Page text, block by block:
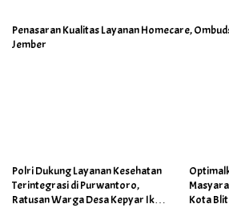
Penasaran Kualitas Layanan Homecare,
Jember
Polri Dukung Layanan Kesehatan
Terintegrasi di Purwantoro,
Ratusan Warga Desa Kepyar Ikuti
Kota